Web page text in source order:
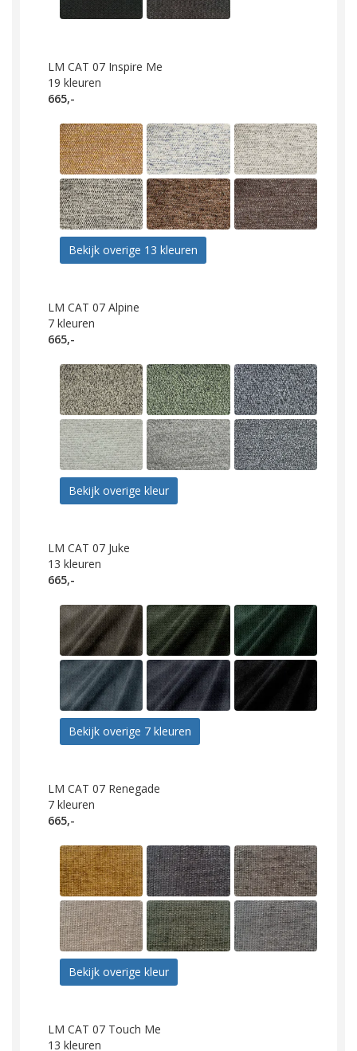
LM CAT 07 Inspire Me
19 kleuren
665,-
Bekijk overige 13 kleuren
LM CAT 07 Alpine
7 kleuren
665,-
Bekijk overige kleur
LM CAT 07 Juke
13 kleuren
665,-
Bekijk overige 7 kleuren
LM CAT 07 Renegade
7 kleuren
665,-
Bekijk overige kleur
LM CAT 07 Touch Me
13 kleuren